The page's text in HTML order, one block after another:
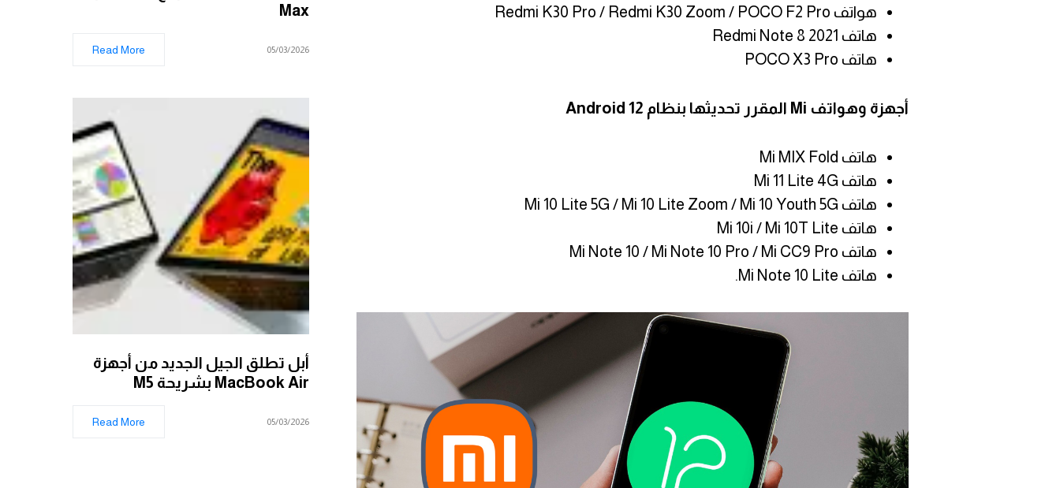
هواتف Redmi K30 Pro / Redmi K30 Zoom / POCO F2 Pro
هاتف Redmi Note 8 2021
هاتف POCO X3 Pro
أجهزة وهواتف Mi المقرر تحديثها بنظام Android 12
هاتف Mi MIX Fold
هاتف Mi 11 Lite 4G
هاتف Mi 10 Lite 5G / Mi 10 Lite Zoom / Mi 10 Youth 5G
هاتف Mi 10i / Mi 10T Lite
هاتف Mi Note 10 / Mi Note 10 Pro / Mi CC9 Pro
هاتف Mi Note 10 Lite.
Max
05/03/2026
Read More
أبل تطلق الجيل الجديد من أجهزة
MacBook Air بشريحة M5
05/03/2026
Read More